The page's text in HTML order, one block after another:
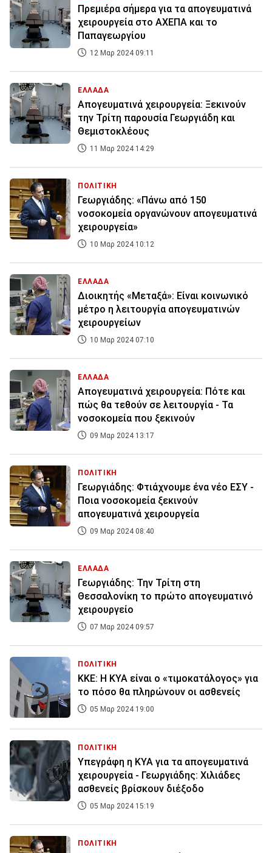
Πρεμιέρα σήμερα για τα απογευματινά
χειρουργεία στο ΑΧΕΠΑ και το
Παπαγεωργίου
12 Μαρ 2024 09:11
ΕΛΛΑΔΑ
Απογευματινά χειρουργεία: Ξεκινούν
την Τρίτη παρουσία Γεωργιάδη και
Θεμιστοκλέους
11 Μαρ 2024 14:29
ΠΟΛΙΤΙΚΗ
Γεωργιάδης: «Πάνω από 150
νοσοκομεία οργανώνουν απογευματινά
χειρουργεία»
10 Μαρ 2024 10:12
ΕΛΛΑΔΑ
Διοικητής «Μεταξά»: Είναι κοινωνικό
μέτρο η λειτουργία απογευματινών
χειρουργείων
10 Μαρ 2024 07:10
ΕΛΛΑΔΑ
Απογευματινά χειρουργεία: Πότε και
πώς θα τεθούν σε λειτουργία - Τα
νοσοκομεία που ξεκινούν
09 Μαρ 2024 13:17
ΠΟΛΙΤΙΚΗ
Γεωργιάδης: Φτιάχνουμε ένα νέο ΕΣΥ -
Ποια νοσοκομεία ξεκινούν
απογευματινά χειρουργεία
09 Μαρ 2024 08:40
ΕΛΛΑΔΑ
Γεωργιάδης: Την Τρίτη στη
Θεσσαλονίκη το πρώτο απογευματινό
χειρουργείο
07 Μαρ 2024 09:57
ΠΟΛΙΤΙΚΗ
ΚΚΕ: Η ΚΥΑ είναι ο «τιμοκατάλογος» για
το πόσο θα πληρώνουν οι ασθενείς
05 Μαρ 2024 19:00
ΠΟΛΙΤΙΚΗ
Υπεγράφη η ΚΥΑ για τα απογευματινά
χειρουργεία - Γεωργιάδης: Χιλιάδες
ασθενείς βρίσκουν διέξοδο
05 Μαρ 2024 15:19
ΠΟΛΙΤΙΚΗ